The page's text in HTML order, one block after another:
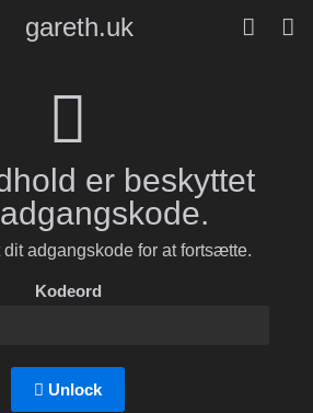
gareth.uk
er beskyttet
dit adgangskode for at fortsætte.
Kodeord
Unlock